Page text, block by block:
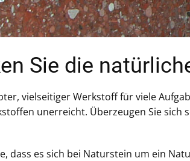
Sie die
vielseitiger Werkstoff für viele
unerreicht. Überzeugen Sie
dass es sich bei Naturstein um ein